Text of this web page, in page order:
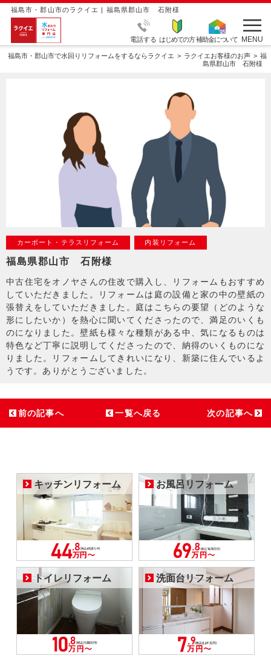
福島市・郡山市のラクイエ | 福島県郡山市 石附様
電話する はじめての方補助金について MENU
福島市・郡山市で水回りリフォームをするならラクイエ ラクイエお客様のお声
福
島県郡山市 石附様
カーポート・テラスリフォーム 内装リフォーム
福島県郡山市 石附様
中古住宅をオノヤさんの住改で購入し、リフォームもおすすめ
していただきました。リフォームは庭の設備と家の中の壁紙の
張替えをしていただきました。庭はこちらの要望（どのような
形にしたいか）を熱心に聞いてくださったので、満足のいくも
のになりました。壁紙も様々な種類がある中、気になるものは
特色など丁寧に説明してくださったので、納得のいくものにな
りました。リフォームしてきれいになり、新築に住んでいるよ
うです。ありがとうございました。
前の記事へ 一覧へ戻る 次の記事へ
キッチンリフォーム お風呂リフォーム
トイレリフォーム 洗面台リフォーム